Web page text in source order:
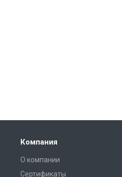
Компания
О компании
Сертификаты